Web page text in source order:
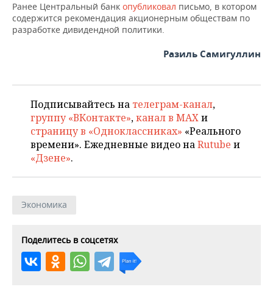
КИБЕРСПОРТ
ВОДНЫЕ ВИДЫ СПОРТА
ХОККЕЙ С МЯЧОМ
КУЛЬТУРА
ОБРАЗОВАНИЕ
ПРОИСШЕСТВИЯ
СПИСОК КОМПАНИЙ
Ранее Центральный банк опубликовал письмо, в котором
содержится рекомендация акционерным обществам по
разработке дивидендной политики.
Разиль Самигуллин
Подписывайтесь на телеграм-канал,
группу «ВКонтакте»,канал в MAXи
страницу в «Одноклассниках» «Реального
времени». Ежедневные видео наRutube и
«Дзене».
Экономика
Поделитесь в соцсетях